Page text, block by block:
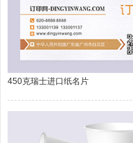
450克瑞士进口纸名片